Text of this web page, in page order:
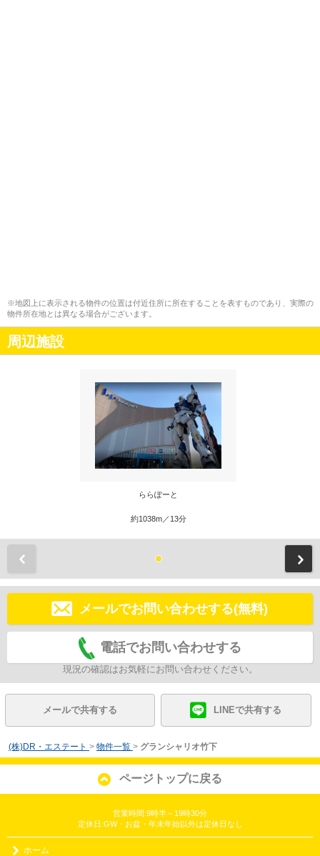
※地図上に表示される物件の位置は付近住所に所在することを表すものであり、実際の
物件所在地とは異なる場合がございます。
周辺施設
ららぽーと
約1038m／13分
メールでお問い合わせする(無料)
電話でお問い合わせする
現況の確認はお気軽にお問い合わせください。
メールで共有する LINEで共有する
(株)DR・エステート > 物件一覧 > グランシャリオ竹下
ページトップに戻る
営業時間:9時半～19時30分
定休日:GW・お盆・年末年始以外は定休日なし
ホーム